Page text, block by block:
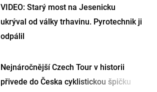
VIDEO: Starý most na Jesenicku
ukrýval od války trhavinu. Pyrotechnik ji
odpálil
Nejnáročnější Czech Tour v historii
přivede do Česka cyklistickou špičku